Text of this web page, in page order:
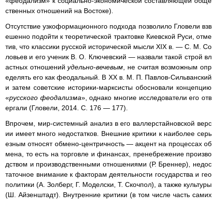
ственных отношений на Востоке).
Отсутствие узкоформационного подхода позволило Гловели взв
ешенно подойти к теоретической трактовке Киевской Руси, отме
тив, что классики русской исторической мысли XIX в. — С. М. Со
ловьев и его ученик В. О. Ключевский — назвали такой строй вл
астных отношений удельно-вечевым , не считая возможным опр
еделять его как феодальный. В XX в. М. П. Павлов-Сильванский
и затем советские историки-марксисты обосновали концепцию
«русского феодализма», однако многие исследователи его отв
ергали (Гловели, 2014. С. 176 — 177).
Впрочем, мир-системный анализ в его валлерстайновской верс
ии имеет много недостатков. Внешние критики к наиболее серь
езным относят обмено-центричность — акцент на процессах об
мена, то есть на торговле и финансах, пренебрежение произво
дством и производственными отношениями (Р. Бреннер), недос
таточное внимание к факторам деятельности государства и гео
политики (А. Золберг, Г. Моделски, Т. Скочпол), а также культуры
(Ш. Айзенштадт). Внутренние критики (в том числе часть самих